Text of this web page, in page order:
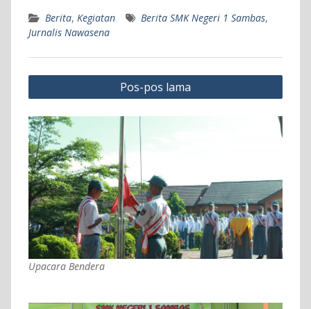
Berita, Kegiatan Berita SMK Negeri 1 Sambas,
Jurnalis Nawasena
Navigasi
pos
Pos-pos lama
Upacara Bendera